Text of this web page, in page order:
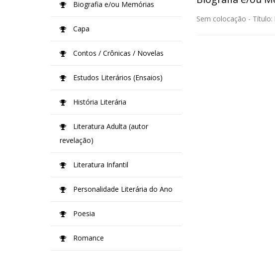
Sem colocação - Título:
Biografia e/ou Memórias
Capa
Contos / Crônicas / Novelas
Estudos Literários (Ensaios)
História Literária
Literatura Adulta (autor
revelação)
Literatura Infantil
Personalidade Literária do Ano
Poesia
Romance